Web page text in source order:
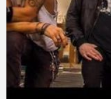
Spin
Off
y
Los